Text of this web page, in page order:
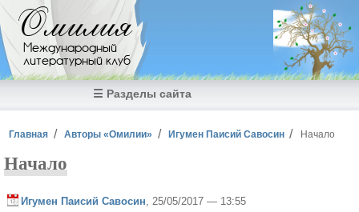
Перейти к основному содержанию
Омилия
Международный
литературный клуб
☰ Разделы сайта
Вы здесь
Главная Авторы «Омилии» Игумен Паисий Савосин Начало
Начало
Игумен Паисий Савосин , 25/05/2017 — 13:55